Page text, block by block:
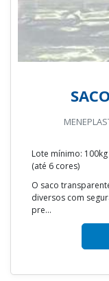
Lote mínimo:
(até 6 cores)
O saco
diversos com
pre...